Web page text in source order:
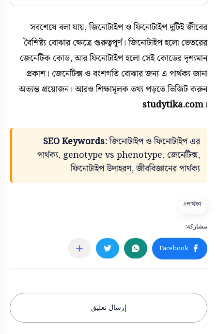
সবশেষে বলা যায়, জিনোটাইপ ও ফিনোটাইপ দুটিই জীবের
বৈশিষ্ট্য বোঝার ক্ষেত্রে গুরুত্বপূর্ণ। জিনোটাইপ হলো ভেতরের
জেনেটিক কোড, আর ফিনোটাইপ হলো সেই কোডের দৃশ্যমান
প্রকাশ। জেনেটিক্স ও বংশগতি বোঝার জন্য এ পার্থক্য জানা
অত্যন্ত প্রয়োজন। আরও শিক্ষামূলক তথ্য পড়তে ভিজিট করুন
studytika.com।
SEO Keywords:জিনোটাইপ ও ফিনোটাইপ এর
পার্থক্য, genotype vs phenotype, জেনেটিক্স,
ফিনোটাইপ উদাহরণ, জীববিজ্ঞানের পার্থক্য
إرسال تعليق